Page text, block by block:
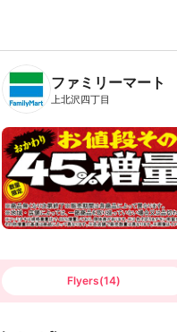
B
n
T
ファミリーマート
上北沢四丁目
Flyers(14)